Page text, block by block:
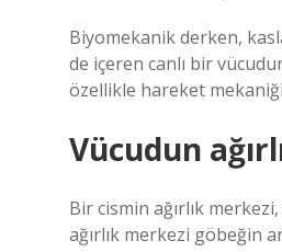
Biyomekanik derken,
de içeren canlı bir
özellikle hareket
Vücudun
Bir cismin ağırlık
ağırlık merkezi göbeğin